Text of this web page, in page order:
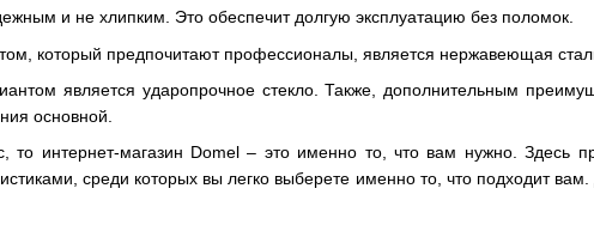
и не хлипким. Это обеспечит долгую эксплуатацию без поломок.
который предпочитают профессионалы, является нержавеющая
является ударопрочное стекло. Также, дополнительным
основной.
то интернет-магазин Domel – это именно то, что вам нужно. Здесь
среди которых вы легко выберете именно то, что подходит